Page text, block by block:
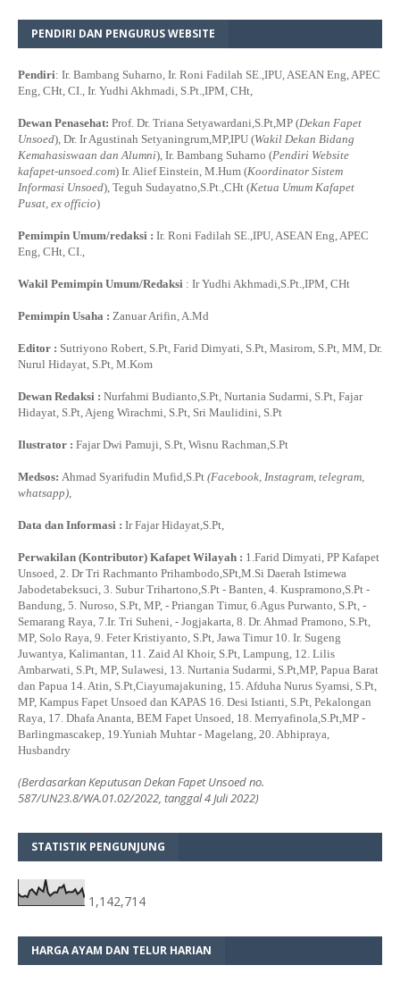
PENDIRI DAN PENGURUS WEBSITE
Pendiri: Ir. Bambang Suharno, Ir. Roni Fadilah SE.,IPU, ASEAN Eng, APEC
Eng, CHt, CI., Ir. Yudhi Akhmadi, S.Pt.,IPM, CHt,
Dewan Penasehat: Prof. Dr. Triana Setyawardani,S.Pt,MP (Dekan Fapet
Unsoed), Dr. Ir Agustinah Setyaningrum,MP,IPU (Wakil Dekan Bidang
Kemahasiswaan dan Alumni), Ir. Bambang Suharno (Pendiri Website
kafapet-unsoed.com) Ir. Alief Einstein, M.Hum (Koordinator Sistem
Informasi Unsoed), Teguh Sudayatno,S.Pt.,CHt (Ketua Umum Kafapet
Pusat, ex officio)
Pemimpin Umum/redaksi : Ir. Roni Fadilah SE.,IPU, ASEAN Eng, APEC
Eng, CHt, CI.,
Wakil Pemimpin Umum/Redaksi : Ir Yudhi Akhmadi,S.Pt.,IPM, CHt
Pemimpin Usaha : Zanuar Arifin, A.Md
Editor : Sutriyono Robert, S.Pt, Farid Dimyati, S.Pt, Masirom, S.Pt, MM, Dr.
Nurul Hidayat, S.Pt, M.Kom
Dewan Redaksi : Nurfahmi Budianto,S.Pt, Nurtania Sudarmi, S.Pt, Fajar
Hidayat, S.Pt, Ajeng Wirachmi, S.Pt, Sri Maulidini, S.Pt
Ilustrator : Fajar Dwi Pamuji, S.Pt, Wisnu Rachman,S.Pt
Medsos: Ahmad Syarifudin Mufid,S.Pt (Facebook, Instagram, telegram,
whatsapp),
Data dan Informasi : Ir Fajar Hidayat,S.Pt,
Perwakilan (Kontributor) Kafapet Wilayah : 1.Farid Dimyati, PP Kafapet
Unsoed, 2. Dr Tri Rachmanto Prihambodo,SPt,M.Si Daerah Istimewa
Jabodetabeksuci, 3. Subur Trihartono,S.Pt - Banten, 4. Kuspramono,S.Pt -
Bandung, 5. Nuroso, S.Pt, MP, - Priangan Timur, 6.Agus Purwanto, S.Pt, -
Semarang Raya, 7.Ir. Tri Suheni, - Jogjakarta, 8. Dr. Ahmad Pramono, S.Pt,
MP, Solo Raya, 9. Feter Kristiyanto, S.Pt, Jawa Timur 10. Ir. Sugeng
Juwantya, Kalimantan, 11. Zaid Al Khoir, S.Pt, Lampung, 12. Lilis
Ambarwati, S.Pt, MP, Sulawesi, 13. Nurtania Sudarmi, S.Pt,MP, Papua Barat
dan Papua 14. Atin, S.Pt,Ciayumajakuning, 15. Afduha Nurus Syamsi, S.Pt,
MP, Kampus Fapet Unsoed dan KAPAS 16. Desi Istianti, S.Pt, Pekalongan
Raya, 17. Dhafa Ananta, BEM Fapet Unsoed, 18. Merryafinola,S.Pt,MP -
Barlingmascakep, 19.Yuniah Muhtar - Magelang, 20. Abhipraya,
Husbandry
(Berdasarkan Keputusan Dekan Fapet Unsoed no.
587/UN23.8/WA.01.02/2022, tanggal 4 Juli 2022)
STATISTIK PENGUNJUNG
1,142,714
HARGA AYAM DAN TELUR HARIAN